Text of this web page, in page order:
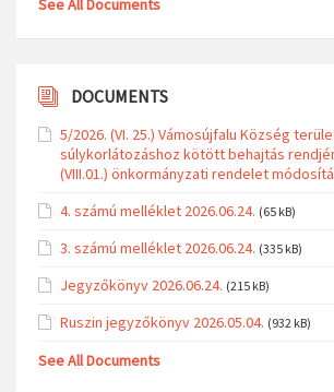
See All Documents
DOCUMENTS
5/2026. (VI. 25.) Vámosújfalu Község
súlykorlátozáshoz kötött behajtás
(VIII.01.) önkormányzati rendelet
4. számú melléklet 2026.06.24. (65 kB)
3. számú melléklet 2026.06.24. (335 kB)
Jegyzőkönyv 2026.06.24. (215 kB)
Ruszin jegyzőkönyv 2026.05.04. (932 kB)
See All Documents